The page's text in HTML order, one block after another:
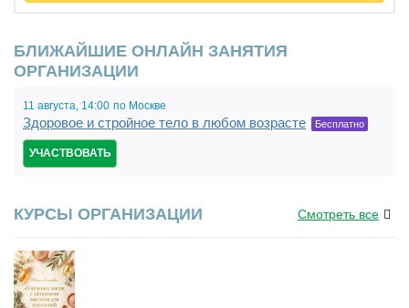
БЛИЖАЙШИЕ ОНЛАЙН ЗАНЯТИЯ
ОРГАНИЗАЦИИ
11 августа, 14:00,
19:00
по Москве
Здоровое и стройное тело в любом возрасте Бесплатно
УЧАСТВОВАТЬ
КУРСЫ ОРГАНИЗАЦИИ Смотреть все